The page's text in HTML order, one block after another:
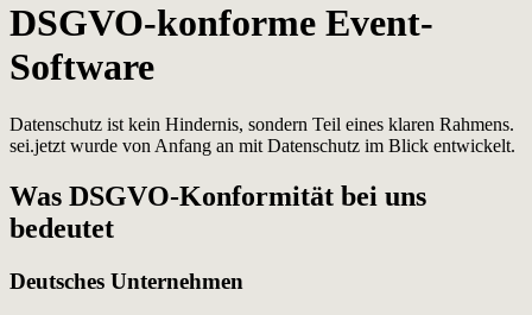
DSGVO-konforme Event-
Software
Datenschutz ist kein Hindernis, sondern Teil eines klaren Rahmens.
sei.jetzt wurde von Anfang an mit Datenschutz im Blick entwickelt.
Was DSGVO-Konformität bei uns
bedeutet
Deutsches Unternehmen